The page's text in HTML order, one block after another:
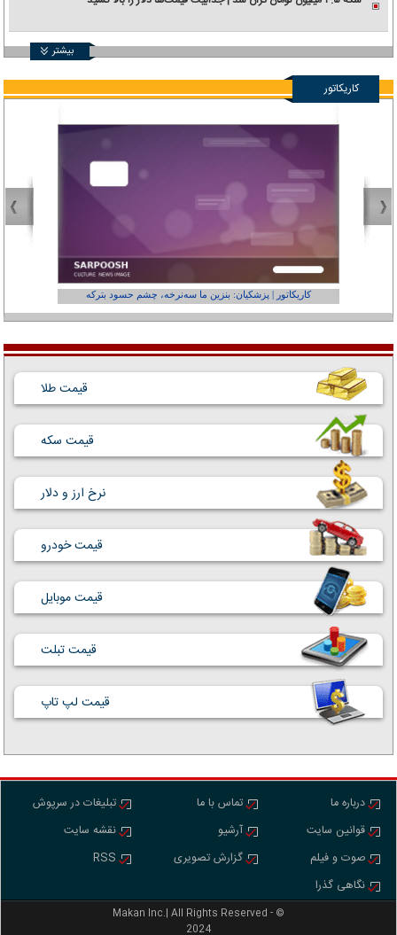
بیشتر
کاریکاتور
کاریکاتور | پزشکیان: بنزین ما سه‌نرخه، چشم حسود بترکه
قیمت طلا
قیمت سکه
نرخ ارز و دلار
قیمت خودرو
قیمت موبایل
قیمت تبلت
قیمت لپ تاپ
درباره ما
قوانین سایت
صوت و فیلم
نگاهی گذرا
تماس با ما
آرشیو
گزارش تصویری
تبلیغات در سرپوش
نقشه سایت
RSS
Makan Inc.‎‎‎| All Rights Reserved - ©
2024